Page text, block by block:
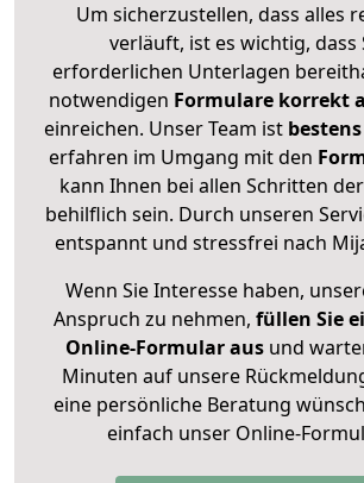
Um sicherzustellen, dass alles
verläuft, ist es wichtig, dass
erforderlichen Unterlagen
notwendigen Formulare korrekt
einreichen. Unser Team ist
erfahren im Umgang mit den
kann Ihnen bei allen Schritten
behilflich sein. Durch unseren
entspannt und stressfrei nach
Wenn Sie Interesse haben,
Anspruch zu nehmen, füllen Sie
Online-Formular ausund
Minuten auf unsere
eine persönliche Beratung
einfach unser Online-